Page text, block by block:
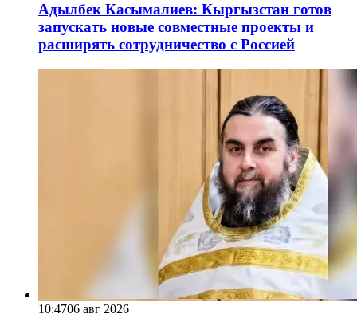
Адылбек Касымалиев: Кыргызстан готов
запускать новые совместные проекты и
расширять сотрудничество с Россией
10:4706 авг 2026